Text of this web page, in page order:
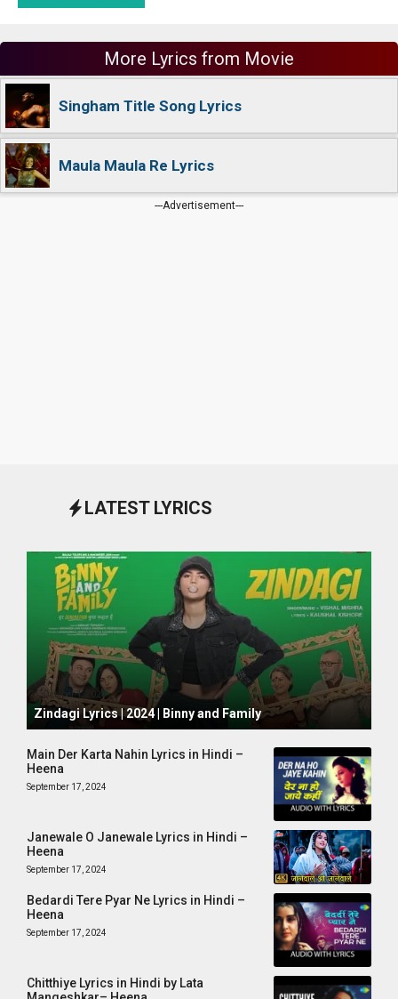
More Lyrics from Movie
Singham Title Song Lyrics
Maula Maula Re Lyrics
---Advertisement---
LATEST LYRICS
October 1, 2024
Zindagi Lyrics | 2024 | Binny and Family
Main Der Karta Nahin Lyrics in Hindi –
Heena
September 17, 2024
Janewale O Janewale Lyrics in Hindi –
Heena
September 17, 2024
Bedardi Tere Pyar Ne Lyrics in Hindi –
Heena
September 17, 2024
Chitthiye Lyrics in Hindi by Lata